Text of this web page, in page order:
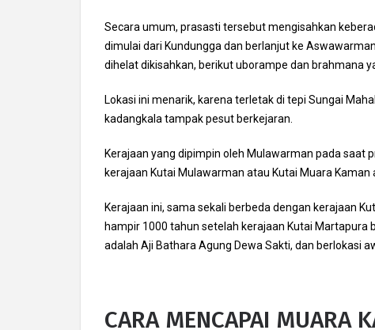
Secara umum, prasasti tersebut mengisahkan
dimulai dari Kundungga dan berlanjut ke
dihelat dikisahkan, berikut uborampe dan brahmana
Lokasi ini menarik, karena terletak di tepi Sungai
kadangkala tampak pesut berkejaran.
Kerajaan yang dipimpin oleh Mulawarman pada saat
kerajaan Kutai Mulawarman atau Kutai Muara Kaman
Kerajaan ini, sama sekali berbeda dengan kerajaan
hampir 1000 tahun setelah kerajaan Kutai Martapura
adalah Aji Bathara Agung Dewa Sakti, dan berlokasi
CARA MENCAPAI MUARA